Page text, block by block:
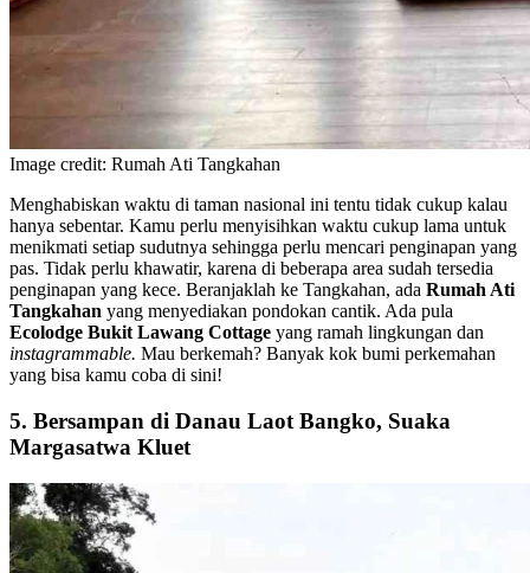
Image credit: Rumah Ati Tangkahan
Menghabiskan waktu di taman nasional ini tentu tidak cukup kalau
hanya sebentar. Kamu perlu menyisihkan waktu cukup lama untuk
menikmati setiap sudutnya sehingga perlu mencari penginapan yang
pas. Tidak perlu khawatir, karena di beberapa area sudah tersedia
penginapan yang kece. Beranjaklah ke Tangkahan, ada Rumah Ati
Tangkahan yang menyediakan pondokan cantik. Ada pula
Ecolodge Bukit Lawang Cottage yang ramah lingkungan dan
instagrammable. Mau berkemah? Banyak kok bumi perkemahan
yang bisa kamu coba di sini!
5. Bersampan di Danau Laot Bangko, Suaka
Margasatwa Kluet